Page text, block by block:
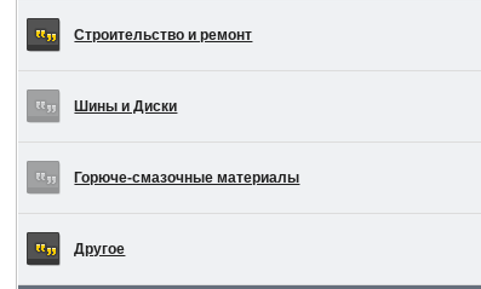
Строительство и ремонт
Шины и Диски
Горюче-смазочные материалы
Другое